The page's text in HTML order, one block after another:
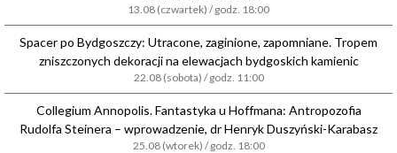
13.08 (czwartek) / godz. 18:00
Spacer po Bydgoszczy: Utracone, zaginione, zapomniane. Tropem
zniszczonych dekoracji na elewacjach bydgoskich kamienic
22.08 (sobota) / godz. 11:00
Collegium Annopolis. Fantastyka u Hoffmana: Antropozofia
Rudolfa Steinera – wprowadzenie, dr Henryk Duszyński-Karabasz
25.08 (wtorek) / godz. 18:00